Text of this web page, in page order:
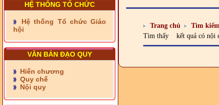
HỆ THỐNG TỔ CHỨC
Hệ thống Tổ chức Giáo
hội
VĂN BẢN ĐẠO QUY
Hiến chương
Quy chế
Nội quy
- Những tấm lòng thiện
nguyện vùng biên
PHƯỚC TỈNH ĐỒNG NAI
TIẾP SỨC ĐẾN TRƯỜNG
- Xã Châu Phú khánh
thành cầu Kênh 7 - Nam
kênh Quốc Gia
Trang chủ
Tìm
Tìm thấy
kết quả có nội